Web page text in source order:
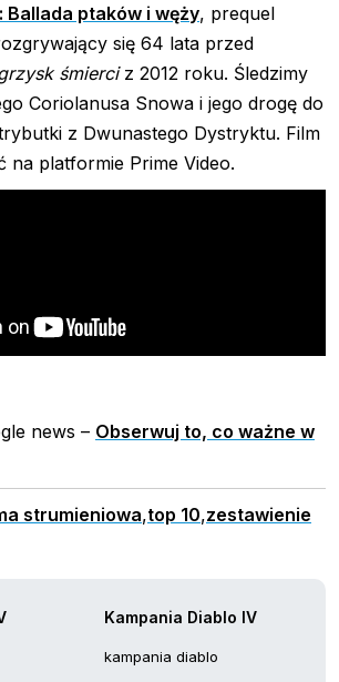
Ballada ptaków i węży, prequel
się 64 lata przed
śmierciz 2012 roku. Śledzimy
Coriolanusa Snowa i jego drogę do
z Dwunastego Dystryktu. Film
na platformie Prime Video.
news – Obserwuj to, co ważne w
strumieniowa,top 10,zestawienie
Kampania Diablo IV
kampania diablo